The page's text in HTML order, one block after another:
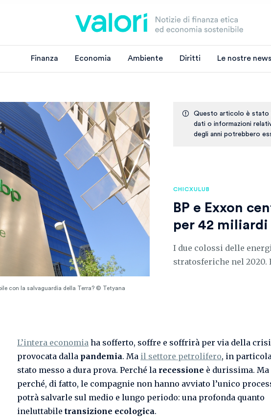
Finanza Economia Ambiente Diritti Le nostre
Questo articolo è stato
dati o informazioni
degli anni potrebbero
CHICXULUB
BP e Exxon
per 42
I due colossi delle
stratosferiche nel
con la salvaguardia della Terra? © Tetyana
L’intera economia ha sofferto, soffre e soffrirà per via della crisi
provocata dalla pandemia. Ma il settore petrolifero, in
stato messo a dura prova. Perché la recessione è durissima. Ma
perché, di fatto, le compagnie non hanno avviato l’unico
potrà salvarle sul medio e lungo periodo: una profonda quanto
ineluttabile transizione ecologica.